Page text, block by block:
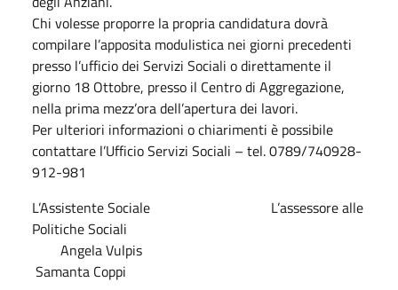
Chi volesse proporre la propria candidatura dovrà
compilare l’apposita modulistica nei giorni precedenti
presso l’ufficio dei Servizi Sociali o direttamente il
giorno 18 Ottobre, presso il Centro di Aggregazione,
nella prima mezz’ora dell’apertura dei lavori.
Per ulteriori informazioni o chiarimenti è possibile
contattare l’Ufficio Servizi Sociali – tel. 0789/740928-
912-981
L’Assistente Sociale L’assessore alle
Politiche Sociali
Angela Vulpis
Samanta Coppi